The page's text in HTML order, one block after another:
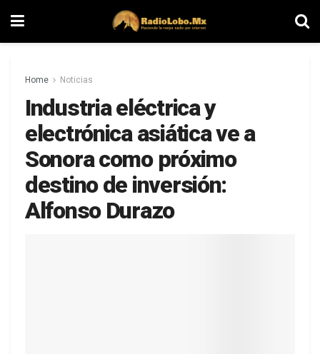
Home Noticias
Industria eléctrica y
electrónica asiática ve a
Sonora como próximo
destino de inversión:
Alfonso Durazo